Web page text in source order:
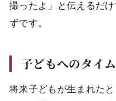
撮ったよ」と伝えるだ
ずです。
子どもへのタイ
将来子どもが生まれた